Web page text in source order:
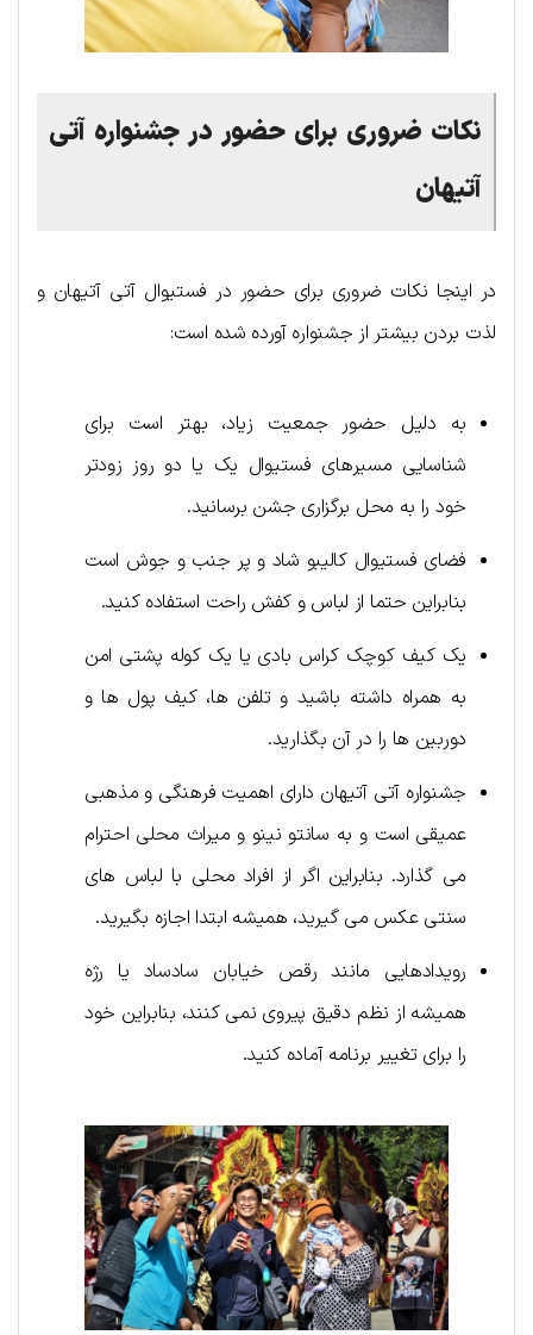
نکات ضروری برای حضور در جشنواره آتی
آتیهان
در اینجا نکات ضروری برای حضور در فستیوال آتی آتیهان و
لذت بردن بیشتر از جشنواره آورده شده است:
به دلیل حضور جمعیت زیاد، بهتر است برای
شناسایی مسیرهای فستیوال یک یا دو روز زودتر
خود را به محل برگزاری جشن برسانید.
فضای فستیوال کالیبو شاد و پر جنب و جوش است
بنابراین حتما از لباس و کفش راحت استفاده کنید.
یک کیف کوچک کراس بادی یا یک کوله پشتی امن
به همراه داشته باشید و تلفن ها، کیف پول ها و
دوربین ها را در آن بگذارید.
جشنواره آتی آتیهان دارای اهمیت فرهنگی و مذهبی
عمیقی است و به سانتو نینو و میراث محلی احترام
می گذارد. بنابراین اگر از افراد محلی با لباس های
سنتی عکس می گیرید، همیشه ابتدا اجازه بگیرید.
رویدادهایی مانند رقص خیابان سادساد یا رژه
همیشه از نظم دقیق پیروی نمی کنند، بنابراین خود
را برای تغییر برنامه آماده کنید.